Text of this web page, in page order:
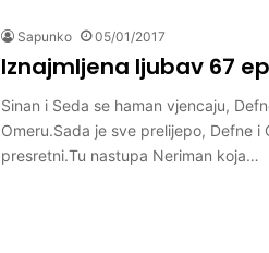
Sapunko 05/01/2017
Iznajmljena ljubav 67
Sinan i Seda se haman vjencaju,
Omeru.Sada je sve prelijepo, Defne i
presretni.Tu nastupa Neriman koja…